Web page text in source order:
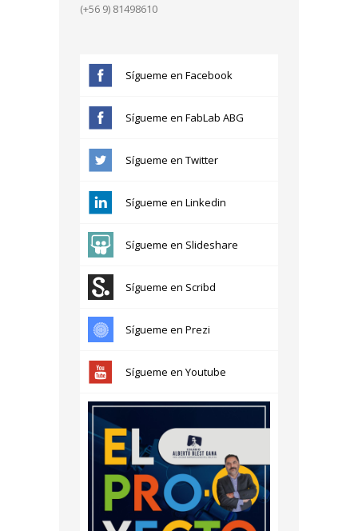
(+56 9) 81498610
Sígueme en Facebook
Sígueme en FabLab ABG
Sígueme en Twitter
Sígueme en Linkedin
Sígueme en Slideshare
Sígueme en Scribd
Sígueme en Prezi
Sígueme en Youtube